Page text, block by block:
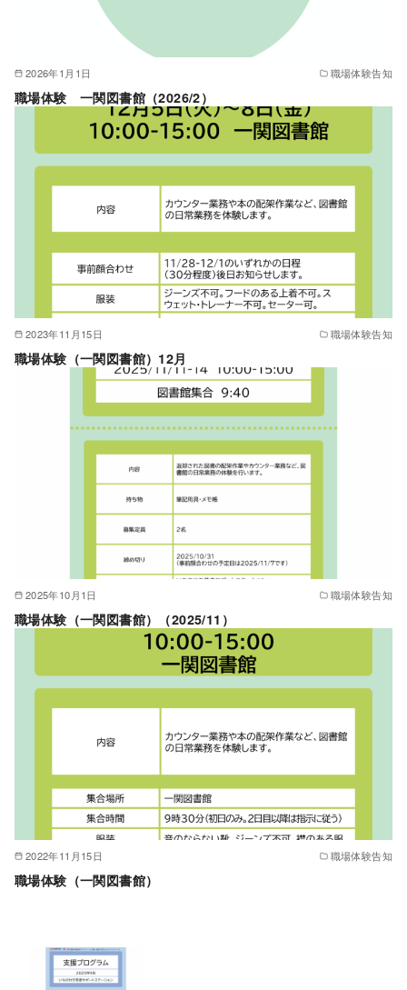
2026年1月1日 職場体験告知
職場体験 一関図書館（2026/2）
2023年11月15日 職場体験告知
職場体験（一関図書館）12月
2025年10月1日 職場体験告知
職場体験（一関図書館）（2025/11）
2022年11月15日 職場体験告知
職場体験（一関図書館）